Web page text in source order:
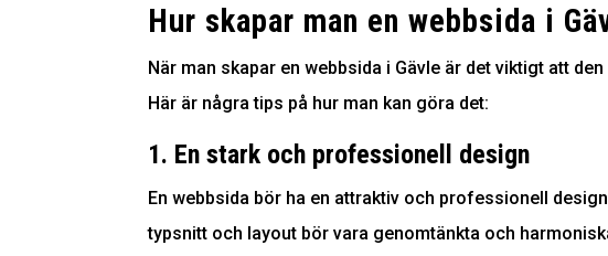
Hur skapar man en webbsida i
När man skapar en webbsida i Gävle är det viktigt att
Här är några tips på hur man kan göra det:
1. En stark och professionell design
En webbsida bör ha en attraktiv och professionell
typsnitt och layout bör vara genomtänkta och